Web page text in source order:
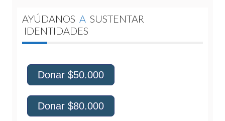
AYÚDANOS A SUSTENTAR
IDENTIDADES
Donar $50.000
Donar $80.000